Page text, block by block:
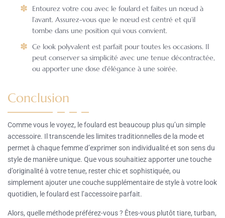
Entourez votre cou avec le foulard et faites un nœud à
l’avant. Assurez-vous que le nœud est centré et qu’il
tombe dans une position qui vous convient.
Ce look polyvalent est parfait pour toutes les occasions. Il
peut conserver sa simplicité avec une tenue décontractée,
ou apporter une dose d’élégance à une soirée.
Conclusion
Comme vous le voyez, le foulard est beaucoup plus qu’un simple
accessoire. Il transcende les limites traditionnelles de la mode et
permet à chaque femme d’exprimer son individualité et son sens du
style de manière unique. Que vous souhaitiez apporter une touche
d’originalité à votre tenue, rester chic et sophistiquée, ou
simplement ajouter une couche supplémentaire de style à votre look
quotidien, le foulard est l’accessoire parfait.
Alors, quelle méthode préférez-vous ? Êtes-vous plutôt tiare, turban,